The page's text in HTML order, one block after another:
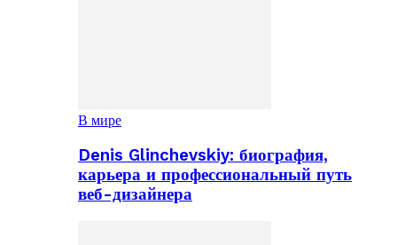
В мире
Denis Glinchevskiy: биография,
карьера и профессиональный путь
веб-дизайнера